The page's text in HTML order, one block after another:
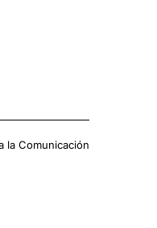
la Comunicación